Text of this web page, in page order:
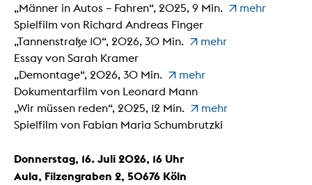
„Männer in Autos – Fahren“, 2025, 9 Min.
mehr
Spielfilm von Richard Andreas Finger
„Tannenstraße 10“, 2026, 30 Min.
mehr
Essay von Sarah Kramer
„Demontage“, 2026, 30 Min.
mehr
Dokumentarfilm von Leonard Mann
„Wir müssen reden“, 2025, 12 Min.
mehr
Spielfilm von Fabian Maria Schumbrutzki
Donnerstag, 16. Juli 2026, 16 Uhr
Aula, Filzengraben 2, 50676 Köln